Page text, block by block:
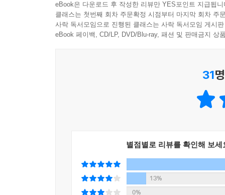
eBook은 다운로드 후 작성한 리뷰만 YES포인트 지급됩니
클래스는 첫번째 회차 주문확정 시점부터 마지막 회차 주
사락 독서모임으로 진행된 클래스는 사락 독서모임 게시
eBook 페이백, CD/LP, DVD/Blu-ray, 패션 및 판매금지 상
31
별점별로 리뷰를 확인해 보세
13%
0%